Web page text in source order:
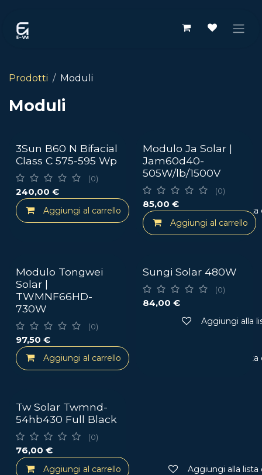
Prodotti Moduli
Moduli
Modulo Cat. ENEA C
3Sun B60 N Bifacial
Class C 575-595 Wp
(0)
240,00 €
Aggiungi al carrello Aggiungi alla lista
Modulo Ja Solar |
Jam60d40-
505W/lb/1500V
(0)
85,00 €
Aggiungi al carrello
Modulo Tongwei
Solar |
TWMNF66HD-
730W
(0)
97,50 €
Aggiungi al carrello Aggiungi alla
Sungi Solar 480W
(0)
84,00 €
Aggiungi alla
Tw Solar Twmnd-
54hb430 Full Black
(0)
76,00 €
Aggiungi al carrello Aggiungi alla lista